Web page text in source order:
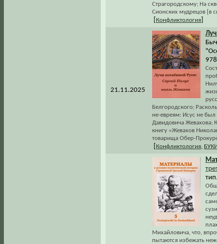
Страгородскому; На
Сионских мудрецов [в
Конфликтология
21.11.2025
Белгородского;
не-евреям: Исус не
Давидовича Жевахова;
книгу «Жевахов
товарища Обер-
Конфликтология
Михайловича, что,
пытаются избежать